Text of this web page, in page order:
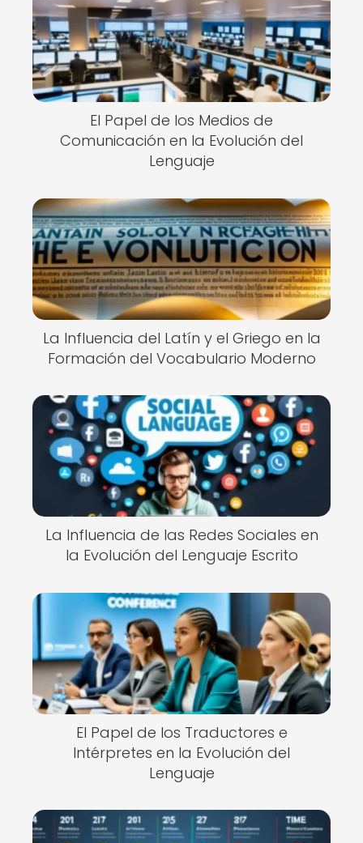
El Papel de los Medios de
Comunicación en la Evolución del
Lenguaje
La Influencia del Latín y el Griego en la
Formación del Vocabulario Moderno
La Influencia de las Redes Sociales en
la Evolución del Lenguaje Escrito
El Papel de los Traductores e
Intérpretes en la Evolución del
Lenguaje